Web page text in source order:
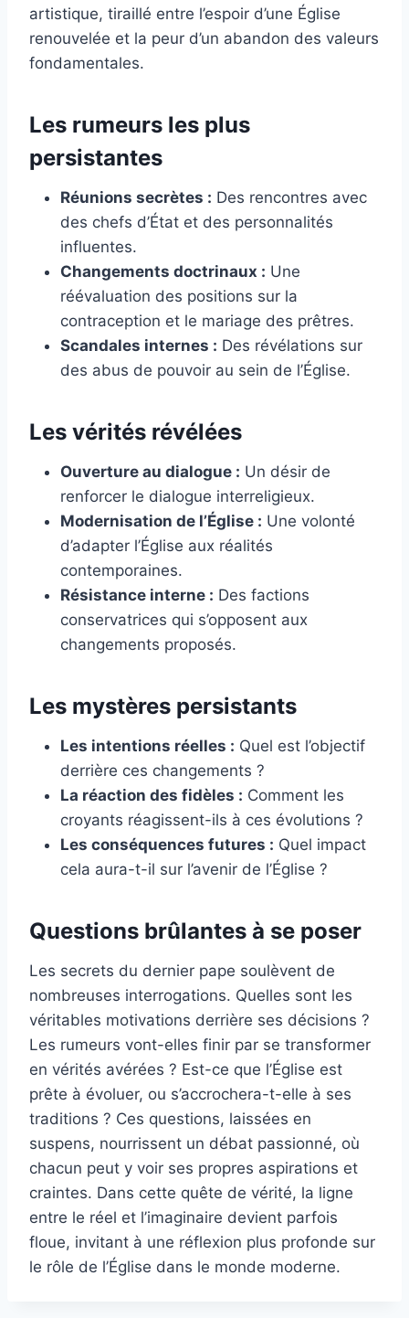
artistique, tiraillé entre l’espoir d’une Église
renouvelée et la peur d’un abandon des valeurs
fondamentales.
Les rumeurs les plus
persistantes
Réunions secrètes : Des rencontres avec
des chefs d’État et des personnalités
influentes.
Changements doctrinaux : Une
réévaluation des positions sur la
contraception et le mariage des prêtres.
Scandales internes : Des révélations sur
des abus de pouvoir au sein de l’Église.
Les vérités révélées
Ouverture au dialogue : Un désir de
renforcer le dialogue interreligieux.
Modernisation de l’Église : Une volonté
d’adapter l’Église aux réalités
contemporaines.
Résistance interne : Des factions
conservatrices qui s’opposent aux
changements proposés.
Les mystères persistants
Les intentions réelles : Quel est l’objectif
derrière ces changements ?
La réaction des fidèles : Comment les
croyants réagissent-ils à ces évolutions ?
Les conséquences futures : Quel impact
cela aura-t-il sur l’avenir de l’Église ?
Questions brûlantes à se poser
Les secrets du dernier pape soulèvent de
nombreuses interrogations. Quelles sont les
véritables motivations derrière ses décisions ?
Les rumeurs vont-elles finir par se transformer
en vérités avérées ? Est-ce que l’Église est
prête à évoluer, ou s’accrochera-t-elle à ses
traditions ? Ces questions, laissées en
suspens, nourrissent un débat passionné, où
chacun peut y voir ses propres aspirations et
craintes. Dans cette quête de vérité, la ligne
entre le réel et l’imaginaire devient parfois
floue, invitant à une réflexion plus profonde sur
le rôle de l’Église dans le monde moderne.